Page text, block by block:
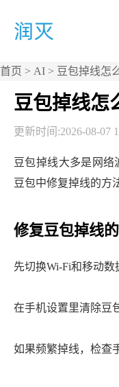
首页 > AI > 豆包掉线怎
豆包掉线怎
更新时间:2026-08-07
豆包掉线大多是网
豆包中修复掉线的方
修复豆包掉线
先切换Wi-Fi和移动数
在手机设置里清除豆
如果频繁掉线，检查